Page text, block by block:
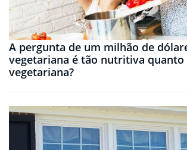
A pergunta de um milhão de
vegetariana é tão nutritiva quanto
vegetariana?